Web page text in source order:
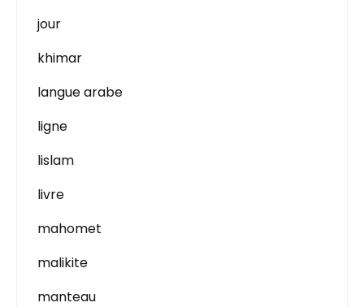
jour
khimar
langue arabe
ligne
lislam
livre
mahomet
malikite
manteau